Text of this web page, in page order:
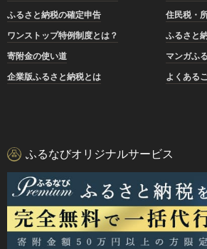
ふるさと納税の確定申告
住民税・
ワンストップ特例制度とは？
ふるさと
寄附金の使い道
マンガふ
企業版ふるさと納税とは
よくある
ふるなびオリジナルサービス